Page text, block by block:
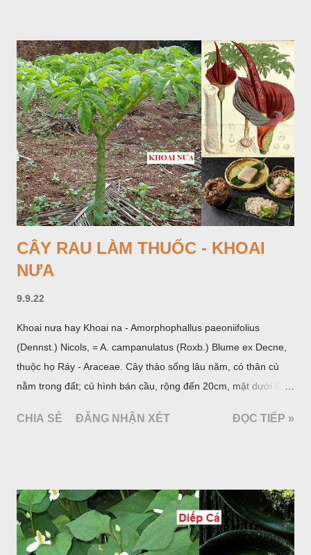
CÂY RAU LÀM THUỐC - KHOAI
NƯA
9.9.22
Khoai nưa hay Khoai na - Amorphophallus paeoniifolius
(Dennst.) Nicols, = A. campanulatus (Roxb.) Blume ex Decne,
thuộc họ Ráy - Araceae. Cây thảo sống lâu năm, có thân củ
nằm trong đất; củ hình bán cầu, rộng đến 20cm, mặt dưới lồi
quanh có 3-5 mấu lồi; vỏ củ màu nâu, thịt trắng vàng và cứng.
một mo to màu đỏ xanh có đốm trắng, mặt trong màu đỏ thẫm,
bao lấy một bong mo là một trục mang phần hoa cái ở dưới,
phần hoa đực ở trên. Khoai nưa phân bố ở Ấn độ, Myanma,
CHIA SẺ ĐĂNG NHẬN XÉT ĐỌC TIẾP »